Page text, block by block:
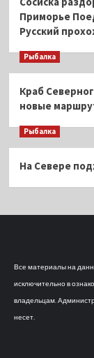
Приморье
Русский
Рыбалка
Краб
новые
Рыбалка
На Севере
Все материалы на
исключительно в
владельцам.
несет.